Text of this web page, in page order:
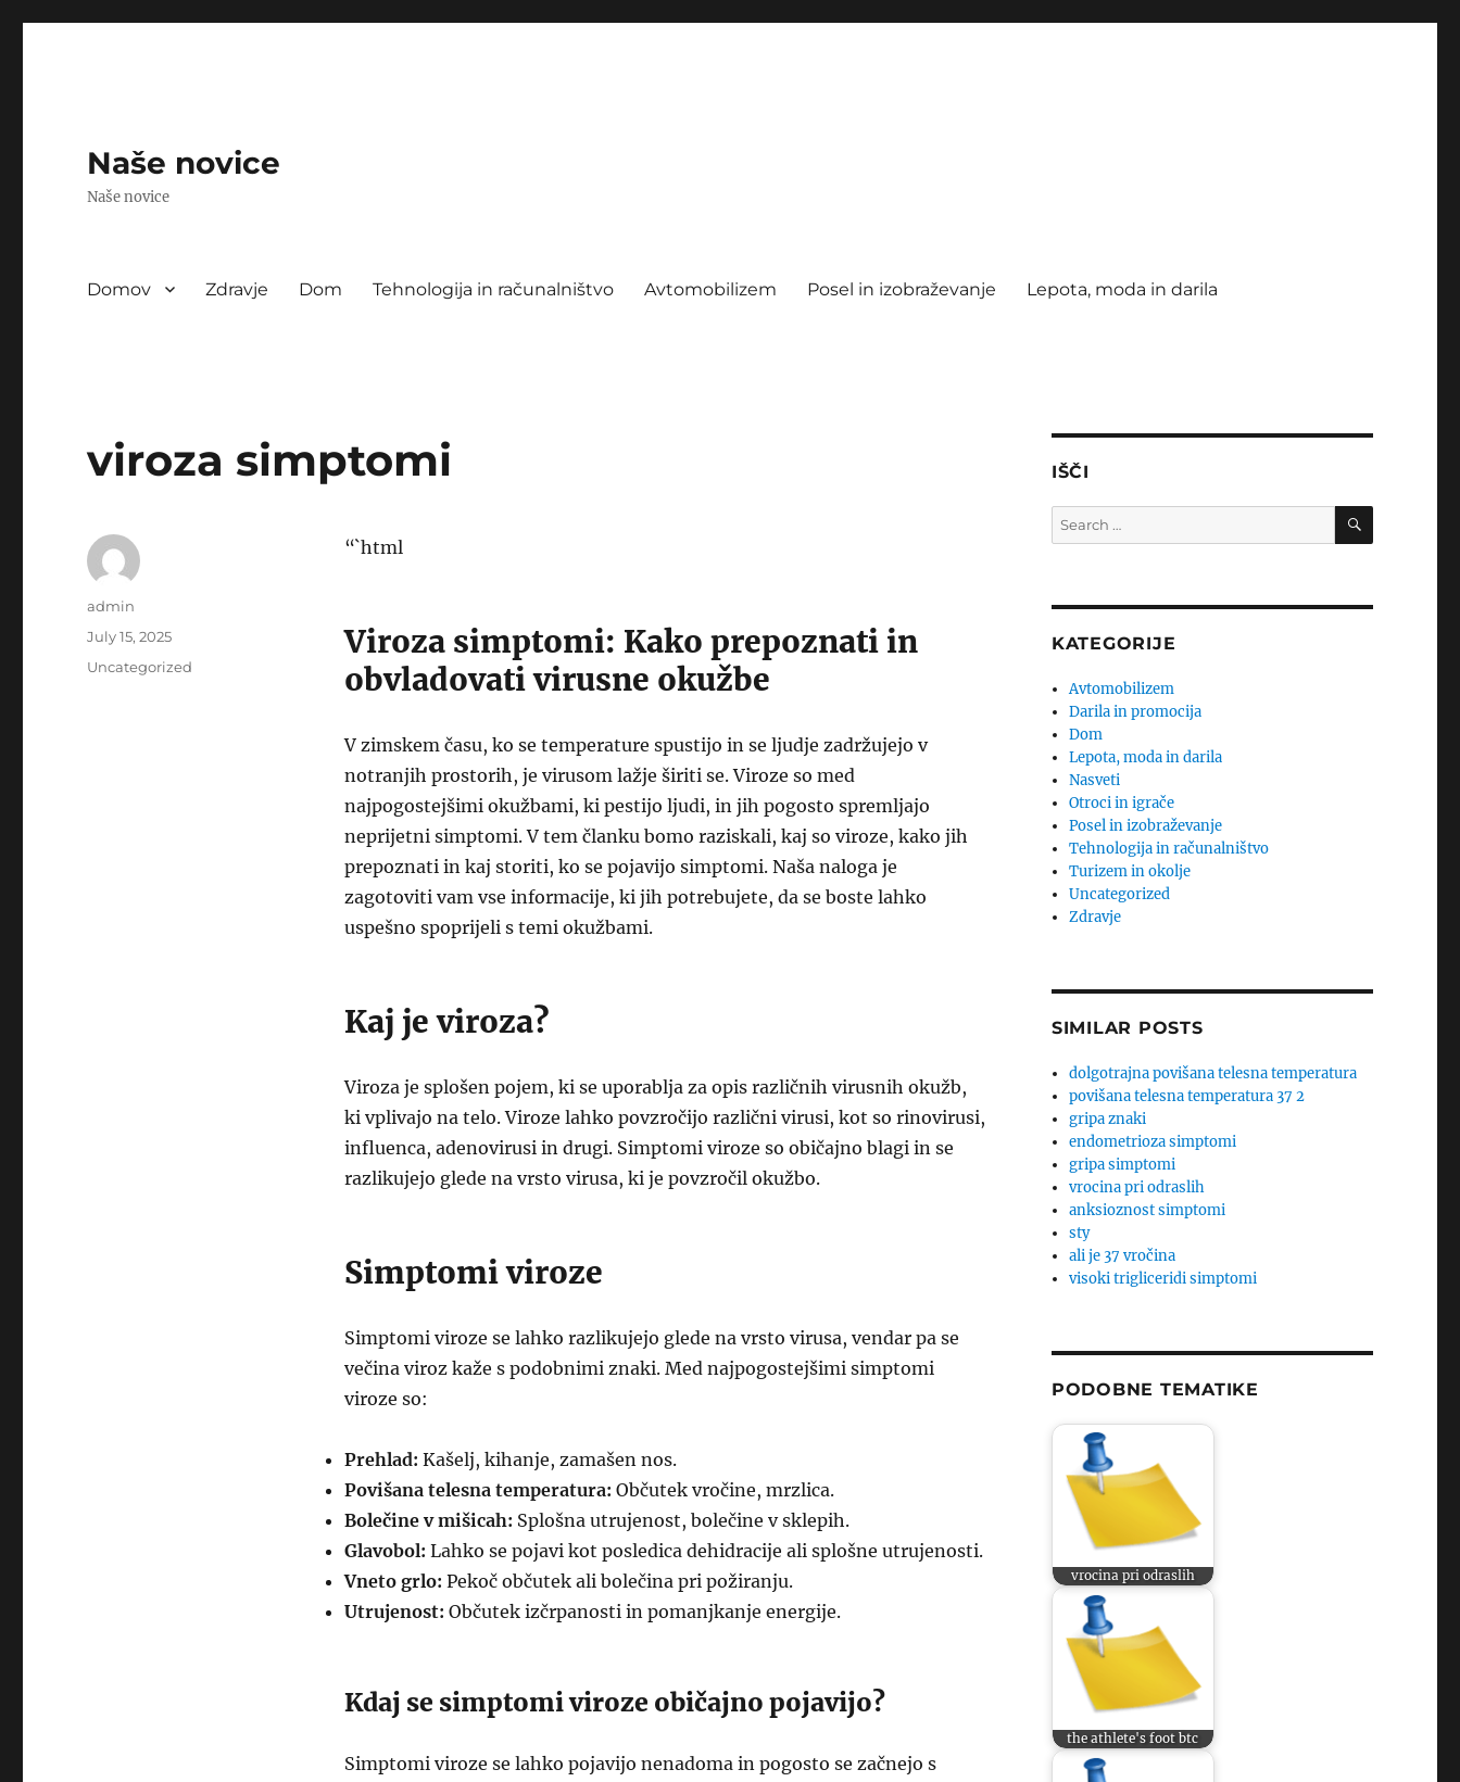
Naše novice
Naše novice
Domov Zdravje Dom Tehnologija in računalništvo Avtomobilizem Posel in izobraževanje Lepota, moda in darila
viroza simptomi
“`html
Viroza simptomi: Kako prepoznati in
obvladovati virusne okužbe
V zimskem času, ko se temperature spustijo in se ljudje zadržujejo v
notranjih prostorih, je virusom lažje širiti se. Viroze so med
najpogostejšimi okužbami, ki pestijo ljudi, in jih pogosto spremljajo
neprijetni simptomi. V tem članku bomo raziskali, kaj so viroze, kako jih
prepoznati in kaj storiti, ko se pojavijo simptomi. Naša naloga je
zagotoviti vam vse informacije, ki jih potrebujete, da se boste lahko
uspešno spoprijeli s temi okužbami.
Kaj je viroza?
Viroza je splošen pojem, ki se uporablja za opis različnih virusnih okužb,
ki vplivajo na telo. Viroze lahko povzročijo različni virusi, kot so rinovirusi,
influenca, adenovirusi in drugi. Simptomi viroze so običajno blagi in se
razlikujejo glede na vrsto virusa, ki je povzročil okužbo.
Simptomi viroze
Simptomi viroze se lahko razlikujejo glede na vrsto virusa, vendar pa se
večina viroz kaže s podobnimi znaki. Med najpogostejšimi simptomi
viroze so:
Prehlad: Kašelj, kihanje, zamašen nos.
Povišana telesna temperatura: Občutek vročine, mrzlica.
Bolečine v mišicah: Splošna utrujenost, bolečine v sklepih.
Glavobol: Lahko se pojavi kot posledica dehidracije ali splošne utrujenosti.
Vneto grlo: Pekoč občutek ali bolečina pri požiranju.
Utrujenost: Občutek izčrpanosti in pomanjkanje energije.
Kdaj se simptomi viroze običajno pojavijo?
Simptomi viroze se lahko pojavijo nenadoma in pogosto se začnejo s
Author
admin
Posted
July 15, 2025
Categories
Uncategorized
IŠČI
Search
for:
SEARCH
KATEGORIJE
Avtomobilizem
Darila in promocija
Dom
Lepota, moda in darila
Nasveti
Otroci in igrače
Posel in izobraževanje
Tehnologija in računalništvo
Turizem in okolje
Uncategorized
Zdravje
SIMILAR POSTS
dolgotrajna povišana telesna temperatura
povišana telesna temperatura 37 2
gripa znaki
endometrioza simptomi
gripa simptomi
vrocina pri odraslih
anksioznost simptomi
sty
ali je 37 vročina
visoki trigliceridi simptomi
PODOBNE TEMATIKE
vrocina pri odraslih
the athlete's foot btc